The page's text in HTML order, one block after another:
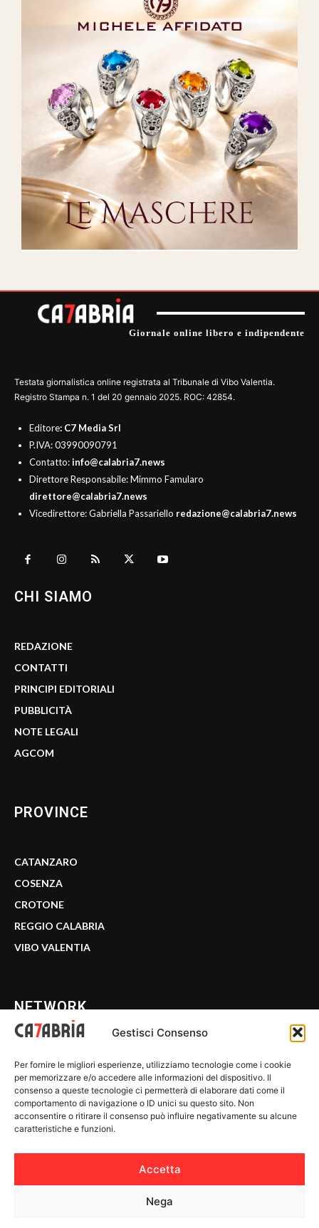
Gestisci Consenso
Per fornire le migliori esperienze, utilizziamo tecnologie come i cookie
per memorizzare e/o accedere alle informazioni del dispositivo. Il
consenso a queste tecnologie ci permetterà di elaborare dati come il
comportamento di navigazione o ID unici su questo sito. Non
acconsentire o ritirare il consenso può influire negativamente su alcune
caratteristiche e funzioni.
Accetta
Nega
Giornale online libero e indipendente
Testata giornalistica online registrata al Tribunale di Vibo Valentia.
Registro Stampa n. 1 del 20 gennaio 2025. ROC: 42854.
Editore: C7 Media Srl
P.IVA: 03990090791
Contatto:info@calabria7.news
Direttore Responsabile: Mimmo Famularo
direttore@calabria7.news
Vicedirettore: Gabriella Passariello redazione@calabria7.news
CHI SIAMO
REDAZIONE
CONTATTI
PRINCIPI EDITORIALI
PUBBLICITÀ
NOTE LEGALI
AGCOM
PROVINCE
CATANZARO
COSENZA
CROTONE
REGGIO CALABRIA
VIBO VALENTIA
NETWORK
WE CALABRIA
C7 PLAY
MIX ZONE